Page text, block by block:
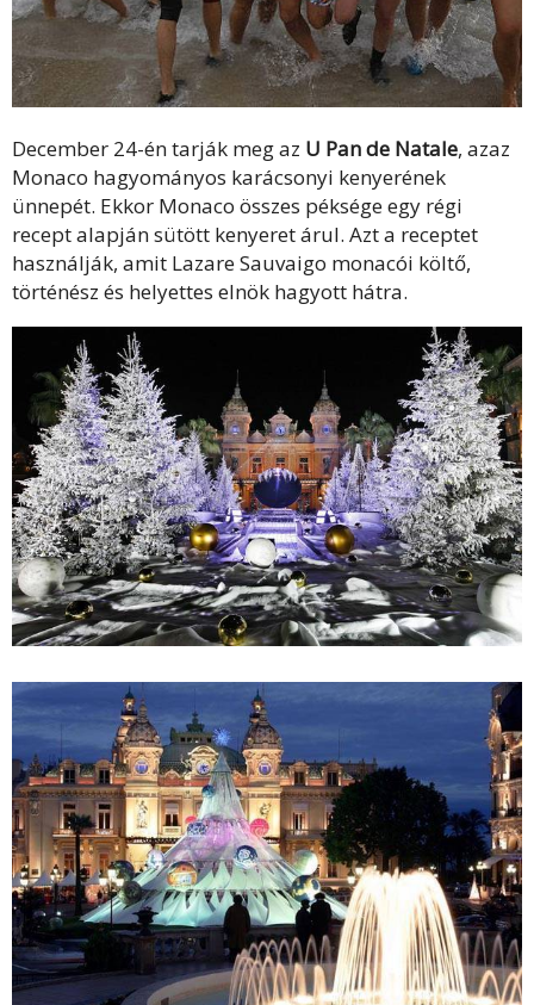
December 24-én tarják meg az U Pan de Natale, azaz
Monaco hagyományos karácsonyi kenyerének
ünnepét. Ekkor Monaco összes péksége egy régi
recept alapján sütött kenyeret árul. Azt a receptet
használják, amit Lazare Sauvaigo monacói költő,
történész és helyettes elnök hagyott hátra.